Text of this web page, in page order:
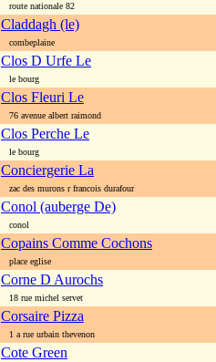
route nationale 82
Claddagh (le)
combeplaine
Clos D Urfe Le
le bourg
Clos Fleuri Le
76 avenue albert raimond
Clos Perche Le
le bourg
Conciergerie La
zac des murons r francois durafour
Conol (auberge De)
conol
Copains Comme Cochons
place eglise
Corne D Aurochs
18 rue michel servet
Corsaire Pizza
1 a rue urbain thevenon
Cote Green